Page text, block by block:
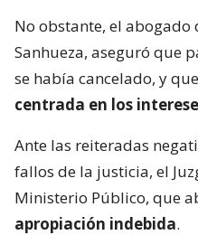
No obstante, el abogado
Sanhueza, aseguró que
se había cancelado, y
centrada en los
Ante las reiteradas
fallos de la justicia, el
Ministerio Público, que
apropiación indebida.